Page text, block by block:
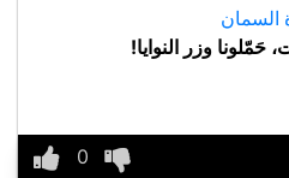
السمان
حَمّلونا وزر النوايا!